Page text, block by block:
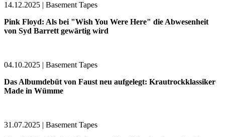
14.12.2025 | Basement Tapes
Pink Floyd: Als bei "Wish You Were Here" die Abwesenheit
von Syd Barrett gewärtig wird
04.10.2025 | Basement Tapes
Das Albumdebüt von Faust neu aufgelegt: Krautrockklassiker
Made in Wümme
31.07.2025 | Basement Tapes